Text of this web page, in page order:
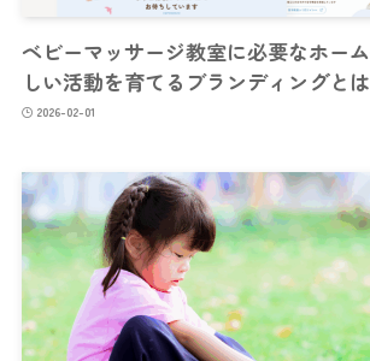
ベビーマッサージ教室に必要なホー
しい活動を育てるブランディングとは
2026-02-01